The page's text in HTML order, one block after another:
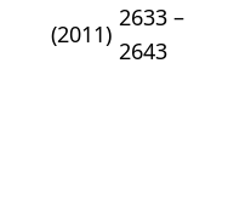
(2011)
2633 –
2643